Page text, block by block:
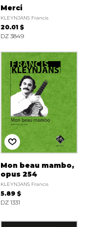
Merci
KLEYNJANS Francis
20.01 $
DZ 3849
Mon beau mambo,
opus 254
KLEYNJANS Francis
5.89 $
DZ 1331